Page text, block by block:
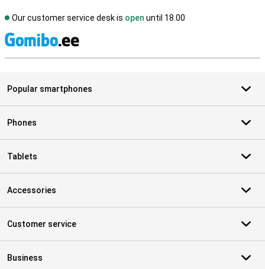
Our customer service desk is open until 18.00
Popular smartphones
Phones
Tablets
Accessories
Customer service
Business